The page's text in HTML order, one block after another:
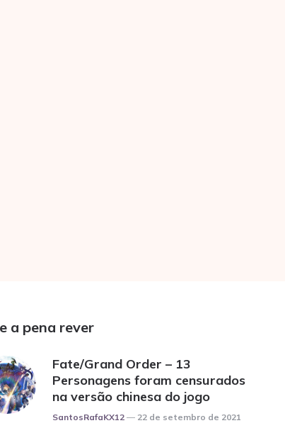
a pena rever
Fate/Grand Order – 13
Personagens foram censurados
na versão chinesa do jogo
Posted
SantosRafaKX12 22 de setembro de 2021